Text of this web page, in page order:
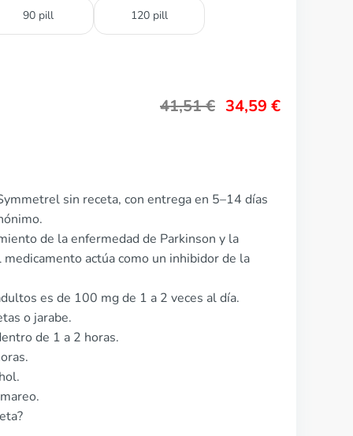
90 pill 120 pill
41,51€ 34,59 €
sin receta, con entrega en 5–14 días
de la enfermedad de Parkinson y la
actúa como un inhibidor de la
es de 100 mg de 1 a 2 veces al día.
o jarabe.
de 1 a 2 horas.